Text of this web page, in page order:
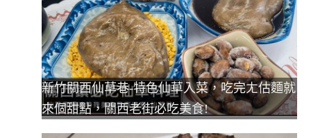
新竹關西仙草巷-特色仙草入菜，吃完ㄤ估麵就
來個甜點，關西老街必吃美食!